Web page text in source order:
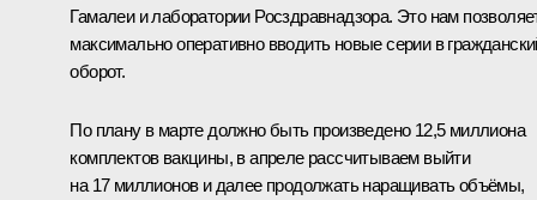
Гамалеи и лаборатории Росздравнадзора. Это нам
максимально оперативно вводить новые серии в
оборот.
По плану в марте должно быть произведено 12,5 миллиона
комплектов вакцины, в апреле рассчитываем выйти
на 17 миллионов и далее продолжать наращивать объёмы,